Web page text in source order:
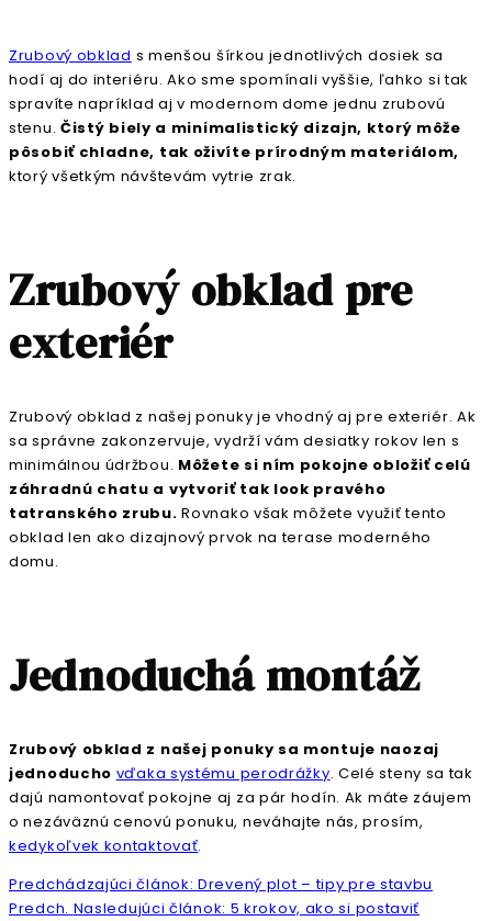
Zrubový obklad s menšou šírkou jednotlivých dosiek sa
hodí aj do interiéru. Ako sme spomínali vyššie, ľahko si tak
spravíte napríklad aj v modernom dome jednu zrubovú
stenu. Čistý biely a minimalistický dizajn, ktorý môže
pôsobiť chladne, tak oživíte prírodným materiálom,
ktorý všetkým návštevám vytrie zrak.
Zrubový obklad pre
exteriér
Zrubový obklad z našej ponuky je vhodný aj pre exteriér. Ak
sa správne zakonzervuje, vydrží vám desiatky rokov len s
minimálnou údržbou. Môžete si ním pokojne obložiť celú
záhradnú chatu a vytvoriť tak look pravého
tatranského zrubu.Rovnako však môžete využiť tento
obklad len ako dizajnový prvok na terase moderného
domu.
Jednoduchá montáž
Zrubový obklad z našej ponuky sa montuje naozaj
jednoducho vďaka systému perodrážky. Celé steny sa tak
dajú namontovať pokojne aj za pár hodín. Ak máte záujem
o nezáväznú cenovú ponuku, neváhajte nás, prosím,
kedykoľvek kontaktovať.
Predchádzajúci článok: Drevený plot – tipy pre stavbu
Predch. Nasledujúci článok: 5 krokov, ako si postaviť